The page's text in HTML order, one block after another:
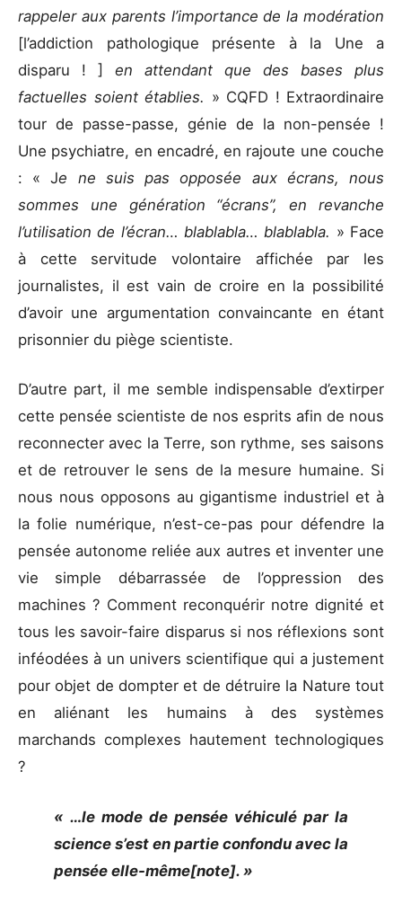
rappeler aux parents l’importance de la modération
[l’addiction pathologique présente à la Une a
disparu ! ] en attendant que des bases plus
factuelles soient établies. » CQFD ! Extraordinaire
tour de passe-passe, génie de la non-pensée !
Une psychiatre, en encadré, en rajoute une couche
: « Je ne suis pas opposée aux écrans, nous
sommes une génération “écrans”, en revanche
l’utilisation de l’écran… blablabla… blablabla. » Face
à cette servitude volontaire affichée par les
journalistes, il est vain de croire en la possibilité
d’avoir une argumentation convaincante en étant
prisonnier du piège scientiste.
D’autre part, il me semble indispensable d’extirper
cette pensée scientiste de nos esprits afin de nous
reconnecter avec la Terre, son rythme, ses saisons
et de retrouver le sens de la mesure humaine. Si
nous nous opposons au gigantisme industriel et à
la folie numérique, n’est-ce-pas pour défendre la
pensée autonome reliée aux autres et inventer une
vie simple débarrassée de l’oppression des
machines ? Comment reconquérir notre dignité et
tous les savoir-faire disparus si nos réflexions sont
inféodées à un univers scientifique qui a justement
pour objet de dompter et de détruire la Nature tout
en aliénant les humains à des systèmes
marchands complexes hautement technologiques
?
« …le mode de pensée véhiculé par la
science s’est en partie confondu avec la
pensée elle-même[note]. »